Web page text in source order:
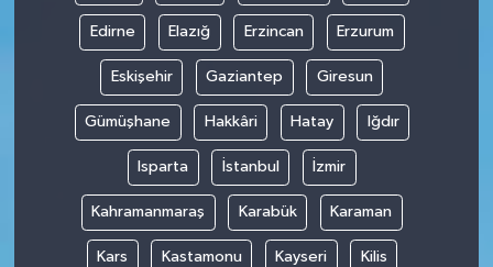
Edirne Elazığ Erzincan Erzurum
Eskişehir Gaziantep Giresun
Gümüşhane Hakkâri Hatay Iğdır
Isparta İstanbul İzmir
Kahramanmaraş Karabük Karaman
Kars Kastamonu Kayseri Kilis